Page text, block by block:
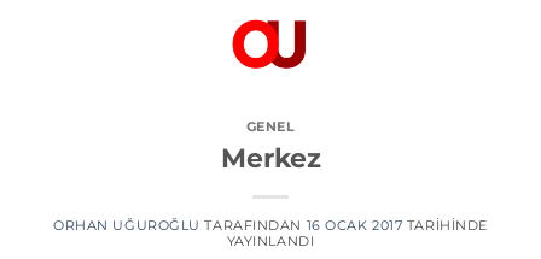
GENEL
Merkez
ORHAN UĞUROĞLU TARAFINDAN 16 OCAK 2017 TARIHINDE
YAYINLANDI